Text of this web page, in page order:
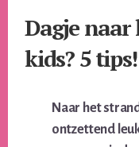
Dagje naar
kids? 5 tips!
Naar het
ontzettend